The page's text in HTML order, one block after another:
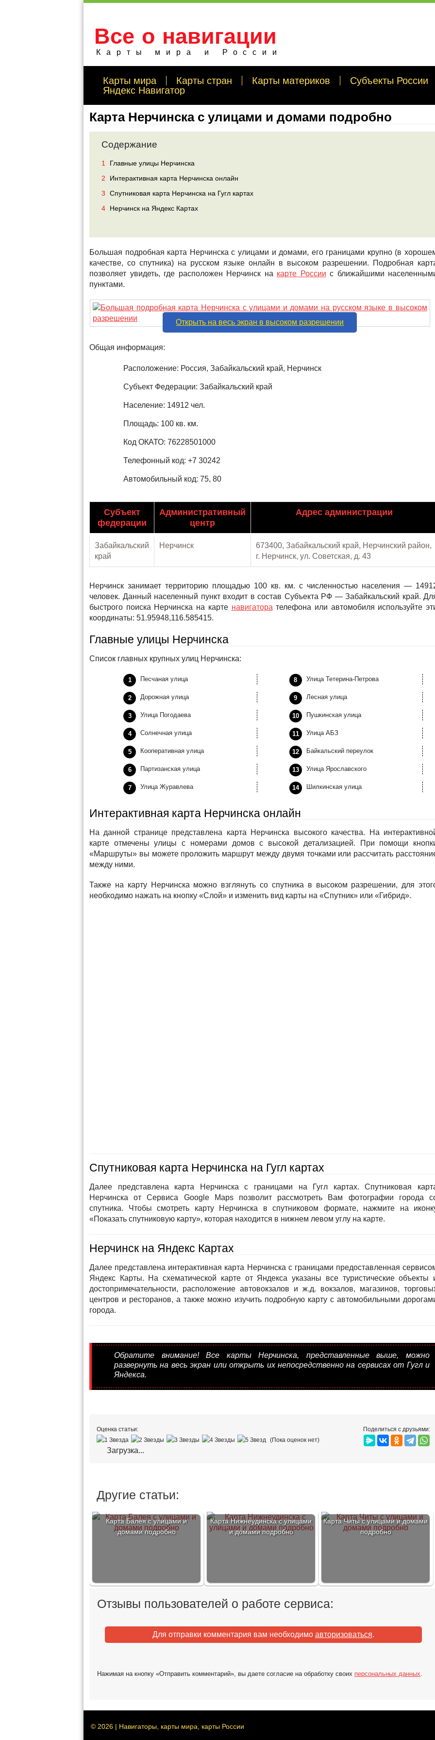
Все о навигации
Карты мира и России
Карты мира Карты стран Карты материков Субъекты России
Яндекс Навигатор
Карта Нерчинска с улицами и домами подробно
Содержание
1
Главные улицы Нерчинска
2
Интерактивная карта Нерчинска онлайн
3
Спутниковая карта Нерчинска на Гугл картах
4
Нерчинск на Яндекс Картах
Большая подробная карта Нерчинска с улицами и домами, его границами крупно (в
качестве, со спутника) на русском языке онлайн в высоком разрешении. Подробная
позволяет увидеть, где расположен Нерчинск на карте России с ближайшими
пунктами.
Открыть на весь экран в высоком разрешении
Общая информация:
Расположение: Россия, Забайкальский край, Нерчинск
Субъект Федерации: Забайкальский край
Население: 14912 чел.
Площадь: 100 кв. км.
Код ОКАТО: 76228501000
Телефонный код: +7 30242
Автомобильный код: 75, 80
Субъект
федерации
Административный
центр
Адрес администрации
Забайкальский
край
Нерчинск
673400, Забайкальский край, Нерчинский район,
г. Нерчинск, ул. Советская, д. 43
Нерчинск занимает территорию площадью 100 кв. км. с численностью населения —
человек. Данный населенный пункт входит в состав Субъекта РФ — Забайкальский край.
быстрого поиска Нерчинска на карте навигатора телефона или автомобиля используйте
координаты: 51.95948,116.585415.
Главные улицы Нерчинска
Список главных крупных улиц Нерчинска:
Песчаная улица
Дорожная улица
Улица Погодаева
Солнечная улица
Кооперативная улица
Партизанская улица
Улица Журавлева
Улица Тетерина-Петрова
Лесная улица
Пушкинская улица
Улица АБЗ
Байкальский переулок
Улица Ярославского
Шилкинская улица
Интерактивная карта Нерчинска онлайн
На данной странице представлена карта Нерчинска высокого качества. На
карте отмечены улицы с номерами домов с высокой детализацией. При помощи
«Маршруты» вы можете проложить маршрут между двумя точками или рассчитать
между ними.
Также на карту Нерчинска можно взглянуть со спутника в высоком разрешении, для
необходимо нажать на кнопку «Слой» и изменить вид карты на «Спутник» или «Гибрид».
Спутниковая карта Нерчинска на Гугл картах
Далее представлена карта Нерчинска с границами на Гугл картах. Спутниковая
Нерчинска от Сервиса Google Maps позволит рассмотреть Вам фотографии города
спутника. Чтобы смотреть карту Нерчинска в спутниковом формате, нажмите на
«Показать спутниковую карту», которая находится в нижнем левом углу на карте.
Нерчинск на Яндекс Картах
Далее представлена интерактивная карта Нерчинска с границами предоставленная
Яндекс Карты. На схематической карте от Яндекса указаны все туристические объекты
достопримечательности, расположение автовокзалов и ж.д. вокзалов, магазинов,
центров и ресторанов, а также можно изучить подробную карту с автомобильными
города.
Обратите внимание! Все карты Нерчинска, представленные выше, можно
развернуть на весь экран или открыть их непосредственно на сервисах от Гугл и
Яндекса.
Оценка статьи:
(Пока оценок нет)
Загрузка...
Поделиться с друзьями:
Другие статьи:
Карта Балея с улицами и
домами подробно
Карта Нижнеудинска с улицами
и домами подробно
Карта Читы с улицами и домами
подробно
Отзывы пользователей о работе сервиса:
Для отправки комментария вам необходимо авторизоваться.
Нажимая на кнопку «Отправить комментарий», вы даете согласие на обработку своих персональных данных.
© 2026 | Навигаторы, карты мира, карты России